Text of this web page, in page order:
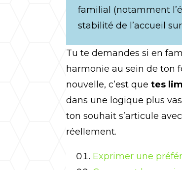
familial (notamment
stabilité de l’accueil
Tu te demandes si en
harmonie au sein de ton
nouvelle, c’est quetes
dans une logique plus
ton souhait s’articule
réellement.
Exprimer une